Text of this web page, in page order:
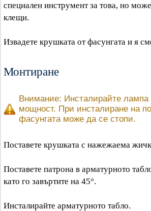
специален инструмент за това, но
клещи.
Извадете крушката от фасунгата и я
Монтиране
Внимание: Инсталирайте лампа
мощност. При инсталиране на
фасунгата може да се стопи.
Поставете крушката с нажежаема
Поставете патрона в арматурното
като го завъртите на 45°.
Инсталирайте арматурното табло.